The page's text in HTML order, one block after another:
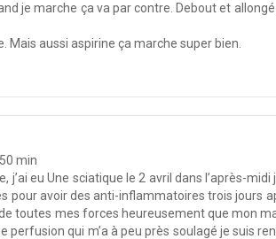
je marche ça va par contre. Debout et
Mais aussi aspirine ça marche super bien.
min
j’ai eu Une sciatique le 2 avril dans l’après-
pour avoir des anti-inflammatoires trois jours
toutes mes forces heureusement que mon
perfusion qui m’a à peu près soulagé je suis